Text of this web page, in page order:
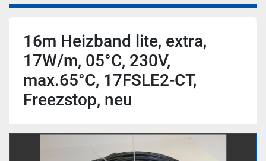
16m Heizband lite, extra,
17W/m, 05°C, 230V,
max.65°C, 17FSLE2-CT,
Freezstop, neu